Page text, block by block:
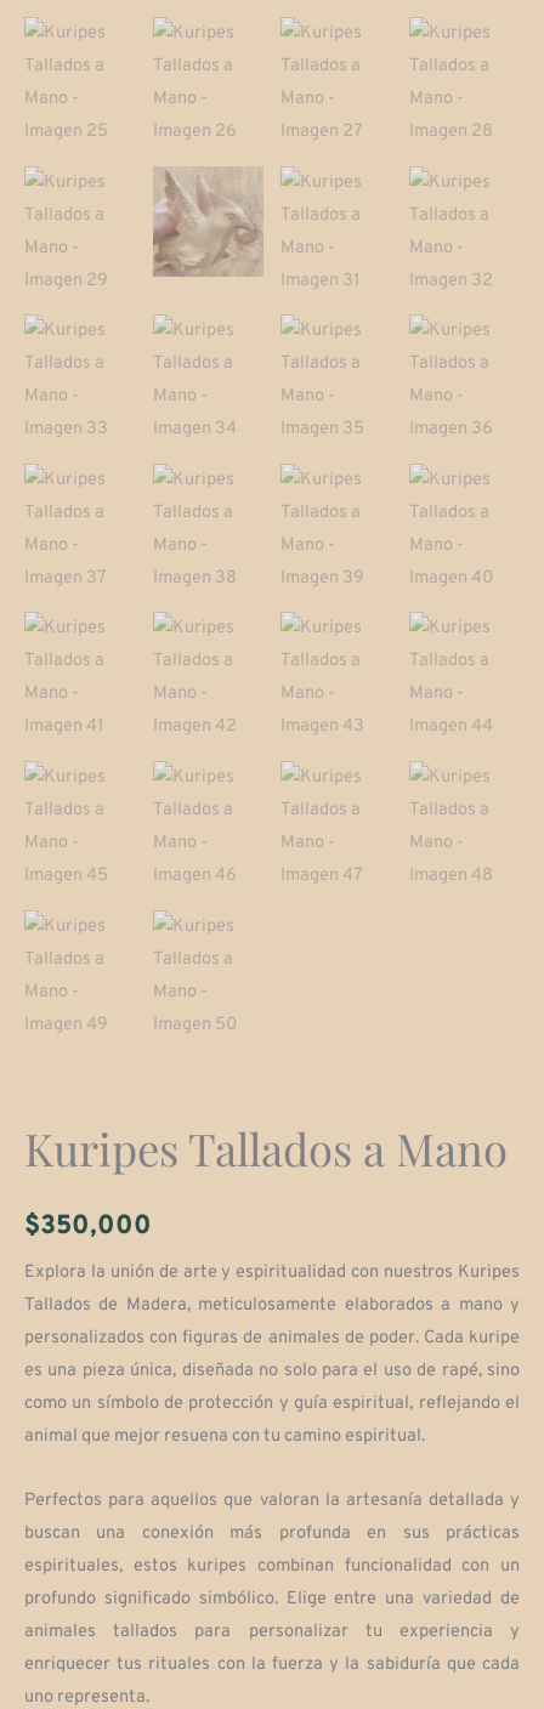
Kuripes Tallados a Mano
$350,000
Explora la unión de arte y espiritualidad con nuestros Kuripes
Tallados de Madera, meticulosamente elaborados a mano y
personalizados con figuras de animales de poder. Cada kuripe
es una pieza única, diseñada no solo para el uso de rapé, sino
como un símbolo de protección y guía espiritual, reflejando el
animal que mejor resuena con tu camino espiritual.
Perfectos para aquellos que valoran la artesanía detallada y
buscan una conexión más profunda en sus prácticas
espirituales, estos kuripes combinan funcionalidad con un
profundo significado simbólico. Elige entre una variedad de
animales tallados para personalizar tu experiencia y
enriquecer tus rituales con la fuerza y la sabiduría que cada
uno representa.